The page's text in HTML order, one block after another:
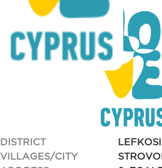
DISTRICT
VILLAGES/CITY